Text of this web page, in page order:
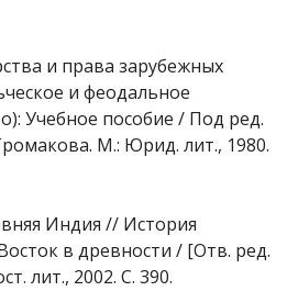
и права зарубежных
и феодальное
Учебное пособие / Под ред.
М.: Юрид. лит., 1980.
Индия // История
в древности / [Отв. ред.
лит., 2002. С. 390.